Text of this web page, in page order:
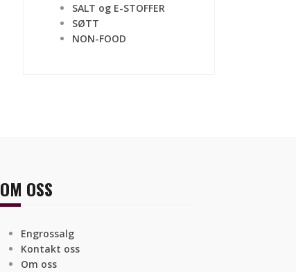
SALT og E-STOFFER
SØTT
NON-FOOD
OM OSS
Engrossalg
Kontakt oss
Om oss